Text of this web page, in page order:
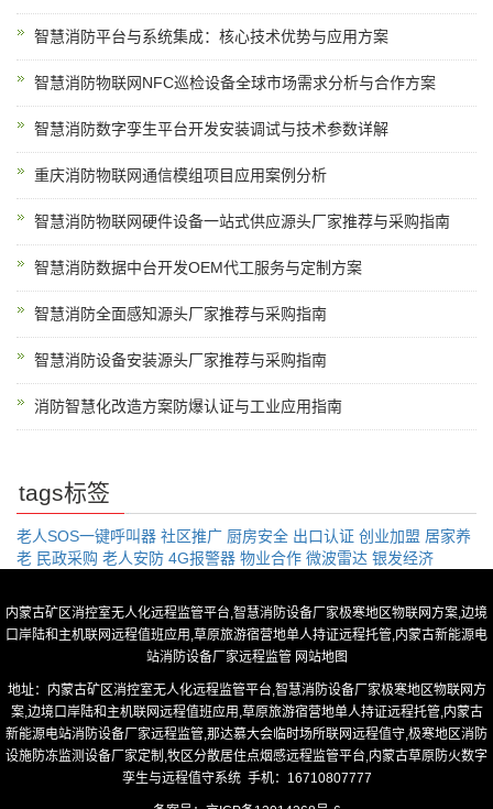
智慧消防平台与系统集成：核心技术优势与应用方案
智慧消防物联网NFC巡检设备全球市场需求分析与合作方案
智慧消防数字孪生平台开发安装调试与技术参数详解
重庆消防物联网通信模组项目应用案例分析
智慧消防物联网硬件设备一站式供应源头厂家推荐与采购指南
智慧消防数据中台开发OEM代工服务与定制方案
智慧消防全面感知源头厂家推荐与采购指南
智慧消防设备安装源头厂家推荐与采购指南
消防智慧化改造方案防爆认证与工业应用指南
tags标签
老人SOS一键呼叫器 社区推广 厨房安全 出口认证 创业加盟 居家养
老 民政采购 老人安防 4G报警器 物业合作 微波雷达 银发经济
内蒙古矿区消控室无人化远程监管平台,智慧消防设备厂家极寒地区物联网方案,边境
口岸陆和主机联网远程值班应用,草原旅游宿营地单人持证远程托管,内蒙古新能源电
站消防设备厂家远程监管 网站地图
地址：内蒙古矿区消控室无人化远程监管平台,智慧消防设备厂家极寒地区物联网方
案,边境口岸陆和主机联网远程值班应用,草原旅游宿营地单人持证远程托管,内蒙古
新能源电站消防设备厂家远程监管,那达慕大会临时场所联网远程值守,极寒地区消防
设施防冻监测设备厂家定制,牧区分散居住点烟感远程监管平台,内蒙古草原防火数字
孪生与远程值守系统 手机：16710807777